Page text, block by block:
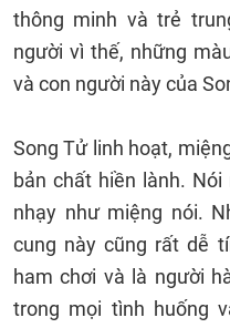
thông minh và trẻ
người vì thế, những
và con người này của
Song Tử linh hoạt,
bản chất hiền lành.
nhạy như miệng nói.
cung này cũng rất dễ
ham chơi và là người
trong mọi tình huống